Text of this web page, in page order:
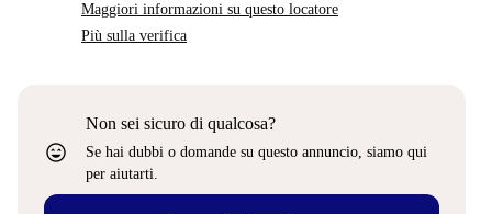
Maggiori informazioni su questo locatore
Più sulla verifica
sentiment_very_satisfied
Non sei sicuro di qualcosa?
Se hai dubbi o domande su questo annuncio, siamo qui
per aiutarti.